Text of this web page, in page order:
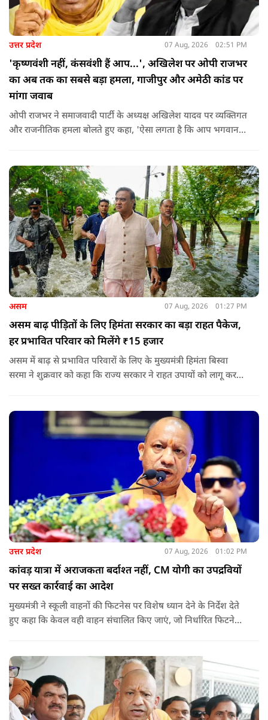
उत्तर प्रदेश 07 Aug, 2026 02:51 PM
'कृष्णवंशी नहीं, कंसवंशी हैं आप...', अखिलेश पर ओपी राजभर
का अब तक का सबसे बड़ा हमला, गाजीपुर और अमेठी कांड पर
मांगा जवाब
ओपी राजभर ने समाजवादी पार्टी के अध्यक्ष अखिलेश यादव पर व्यक्तिगत
और राजनीतिक हमला बोलते हुए कहा, 'ऐसा लगता है कि आप भगवान
असम 07 Aug, 2026 01:27 PM
असम बाढ़ पीड़ितों के लिए हिमंता सरकार का बड़ा राहत पैकेज,
हर प्रभावित परिवार को मिलेंगे ₹15 हजार
असम में बाढ़ से प्रभावित परिवारों के लिए के मुख्यमंत्री हिमंता बिस्वा
सरमा ने शुक्रवार को कहा कि राज्य सरकार ने राहत उपायों को लागू करना
उत्तर प्रदेश 07 Aug, 2026 01:02 PM
कांवड़ यात्रा में अराजकता बर्दाश्त नहीं, CM योगी का उपद्रवियों
पर सख्त कार्रवाई का आदेश
मुख्यमंत्री ने स्कूली वाहनों की फिटनेस पर विशेष ध्यान देने के निर्देश देते
हुए कहा कि केवल वही वाहन संचालित किए जाएं, जो निर्धारित फिटनेस
ताकि विद्यार्थियों और आम नागरिकों की सुरक्षा सुनिश्चित की जा सके.